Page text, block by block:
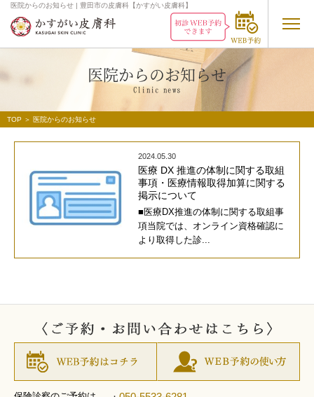
医院からのお知らせ | 豊田市の皮膚科【かすがい皮膚科】
医院からのお知らせ
Clinic news
TOP ＞ 医院からのお知らせ
2024.05.30
医療 DX 推進の体制に関する取組
事項・医療情報取得加算に関する
掲示について
■医療DX推進の体制に関する取組事
項当院では、オンライン資格確認に
より取得した診...